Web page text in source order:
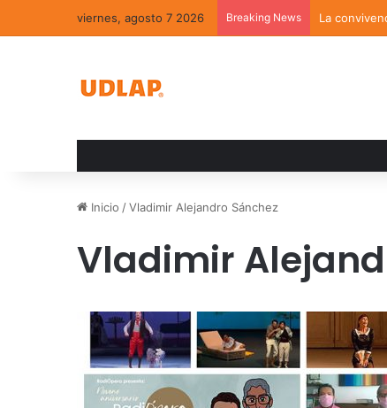
viernes, agosto 7 2026 Breaking News La
Inicio /Vladimir Alejandro Sánchez
Vladimir